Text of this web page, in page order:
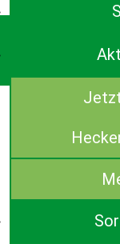
E-
Fagus
Artikel-
Deutscher Name:
Die 'Purpurea
durch